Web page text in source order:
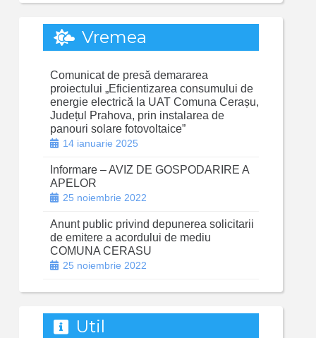
Vremea
Comunicat de presă demararea
proiectului „Eficientizarea consumului de
energie electrică la UAT Comuna Cerașu,
Județul Prahova, prin instalarea de
panouri solare fotovoltaice”
14 ianuarie 2025
Informare – AVIZ DE GOSPODARIRE A
APELOR
25 noiembrie 2022
Anunt public privind depunerea solicitarii
de emitere a acordului de mediu
COMUNA CERASU
25 noiembrie 2022
Util